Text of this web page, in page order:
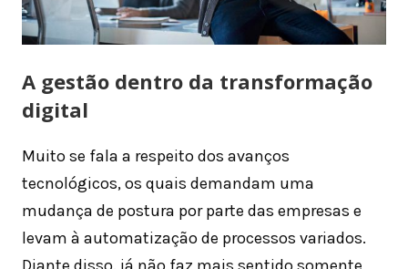
A gestão dentro da transformação
digital
Muito se fala a respeito dos avanços
tecnológicos, os quais demandam uma
mudança de postura por parte das empresas e
levam à automatização de processos variados.